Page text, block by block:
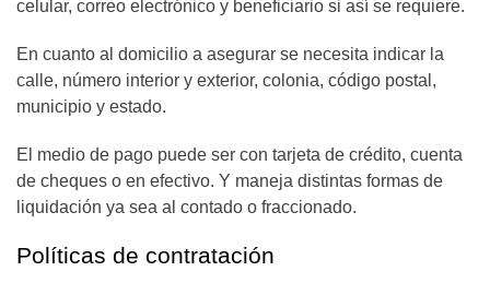
celular, correo electrónico y beneficiario si así se requiere.
En cuanto al domicilio a asegurar se necesita indicar la
calle, número interior y exterior, colonia, código postal,
municipio y estado.
El medio de pago puede ser con tarjeta de crédito, cuenta
de cheques o en efectivo. Y maneja distintas formas de
liquidación ya sea al contado o fraccionado.
Políticas de contratación